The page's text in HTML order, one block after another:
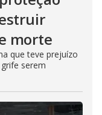
morte
que teve prejuízo
serem